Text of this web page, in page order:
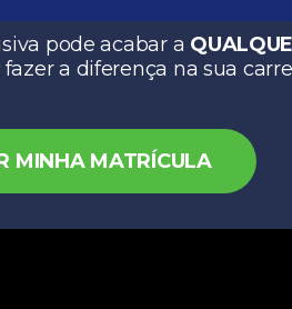
pode acabar a
a diferença na sua
MINHA MATRÍCULA